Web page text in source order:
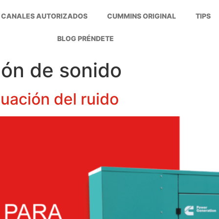
CANALES AUTORIZADOS CUMMINS ORIGINAL TIPS
BLOG PRÉNDETE
de sonido
del ruido